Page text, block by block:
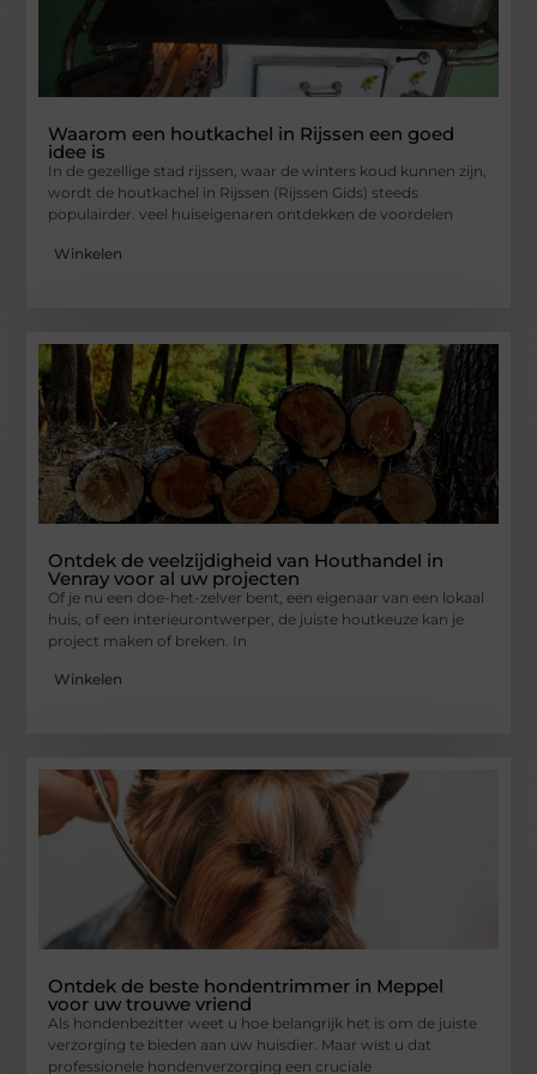
Waarom een houtkachel in Rijssen een goed
idee is
In de gezellige stad rijssen, waar de winters koud kunnen zijn,
wordt de houtkachel in Rijssen (Rijssen Gids) steeds
populairder. veel huiseigenaren ontdekken de voordelen
Winkelen
Ontdek de veelzijdigheid van Houthandel in
Venray voor al uw projecten
Of je nu een doe-het-zelver bent, een eigenaar van een lokaal
huis, of een interieurontwerper, de juiste houtkeuze kan je
project maken of breken. In
Winkelen
Ontdek de beste hondentrimmer in Meppel
voor uw trouwe vriend
Als hondenbezitter weet u hoe belangrijk het is om de juiste
verzorging te bieden aan uw huisdier. Maar wist u dat
professionele hondenverzorging een cruciale